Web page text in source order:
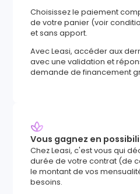
Choisissez le paiement
de votre panier (voir
et sans apport.
Avec Leasi, accéder aux
avec une validation et
demande de financement
Vous gagnez en
Chez Leasi, c'est vous qui
durée de votre contrat (de
le montant de vos
besoins.